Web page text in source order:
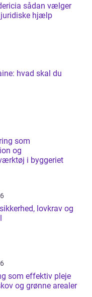
vælger
juridiske hjælp
hvad skal du
som
og
i byggeriet
lovkrav og
som effektiv pleje
og grønne arealer